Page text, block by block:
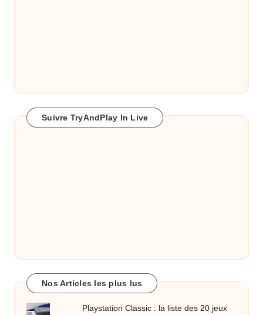
Suivre TryAndPlay In Live
Nos Articles les plus lus
Playstation Classic : la liste des 20 jeux